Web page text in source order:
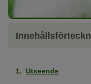
Utseende